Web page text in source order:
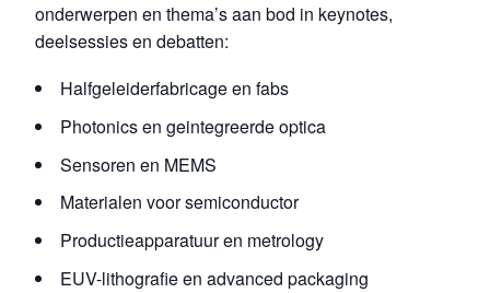
onderwerpen en thema’s aan bod in keynotes,
deelsessies en debatten:
Halfgeleiderfabricage en fabs
Photonics en geintegreerde optica
Sensoren en MEMS
Materialen voor semiconductor
Productieapparatuur en metrology
EUV-lithografie en advanced packaging